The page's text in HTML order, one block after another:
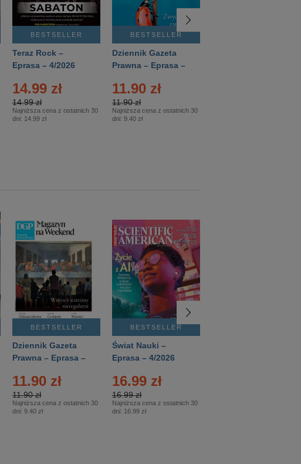
BESTSELLER
Teraz Rock –
Eprasa – 4/2026
14.99 zł
14.99 zł
Najniższa cena z ostatnich 30
dni: 14.99 zł
BESTSELLER
Dziennik Gazeta
Prawna – Eprasa –
11.90 zł
11.90 zł
Najniższa cena z ostatnich 30
dni: 9.40 zł
BESTSELLER
Dziennik Gazeta
Prawna – Eprasa –
11.90 zł
11.90 zł
Najniższa cena z ostatnich 30
dni: 9.40 zł
BESTSELLER
Świat Nauki –
Eprasa – 4/2026
16.99 zł
16.99 zł
Najniższa cena z ostatnich 30
dni: 16.99 zł